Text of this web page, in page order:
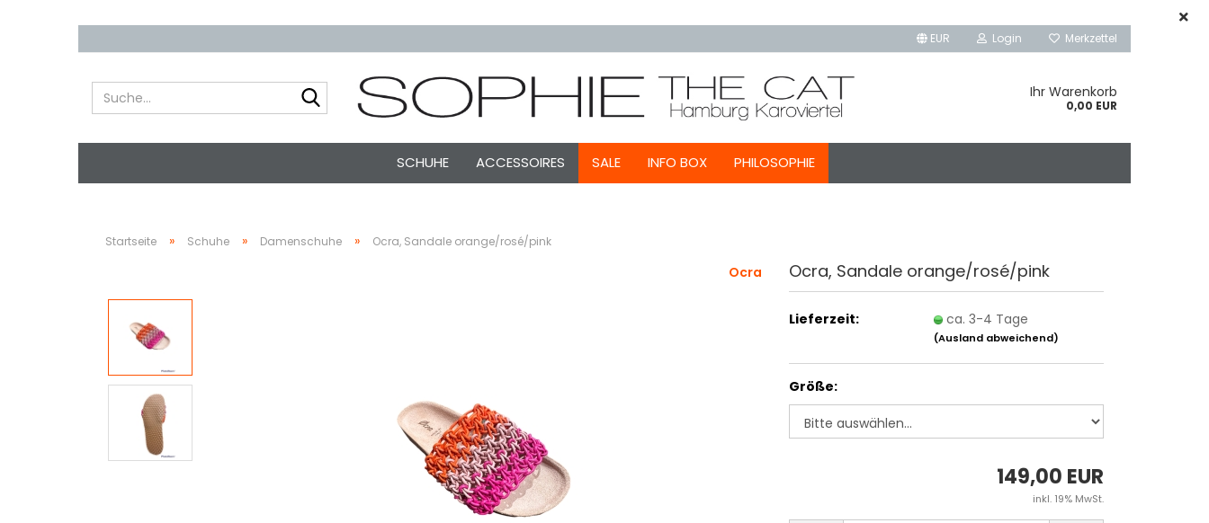
EUR Login Merkzettel
Suche... Ihr Warenkorb
0,00 EUR
SCHUHE ACCESSOIRES SALE INFO BOX PHILOSOPHIE
Startseite » Schuhe » Damenschuhe » Ocra, Sandale orange/rosé/pink
Ocra Ocra, Sandale orange/rosé/pink
Lieferzeit: ca. 3-4 Tage
(Ausland abweichend)
Größe:
149,00 EUR
inkl. 19% MwSt.